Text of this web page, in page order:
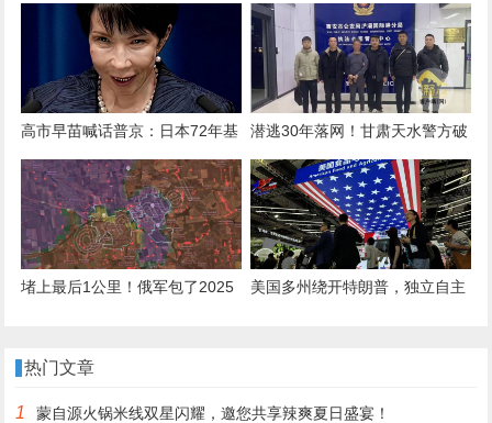
后卫库库雷利亚被曝“1000%”离
队：新帅首考即至？
奇晋级决赛
高市早苗喊话普京：日本72年基
业，绝不能毁中方手上，想去克
宫面谈！
潜逃30年落网！甘肃天水警方破
获一起命案积案
堵上最后1公里！俄军包了2025
红军城
美国多州绕开特朗普，独立自主
热门文章
1 蒙自源火锅米线双星闪耀，邀您共享辣爽夏日盛宴！